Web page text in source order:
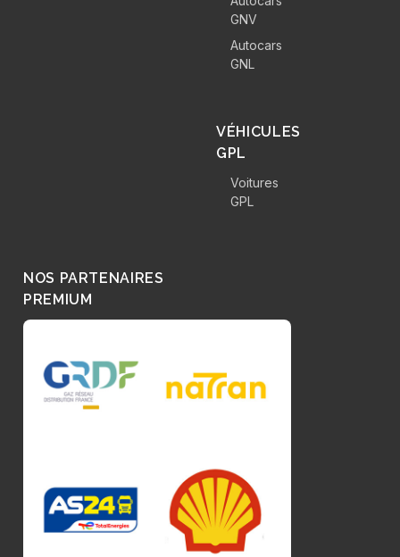
GNV
Autocars
GNL
VÉHICULES
GPL
Voitures
GPL
NOS PARTENAIRES
PREMIUM